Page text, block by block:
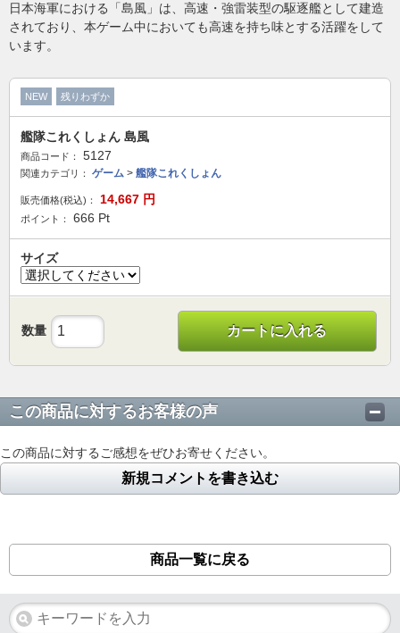
日本海軍における「島風」は、高速・強雷装型の駆逐艦として建造
されており、本ゲーム中においても高速を持ち味とする活躍をして
います。
NEW 残りわずか
艦隊これくしょん 島風
商品コード： 5127
関連カテゴリ： ゲーム > 艦隊これくしょん
販売価格(税込)： 14,667 円
ポイント： 666 Pt
サイズ
数量 カートに入れる
この商品に対するお客様の声
この商品に対するご感想をぜひお寄せください。
新規コメントを書き込む
商品一覧に戻る